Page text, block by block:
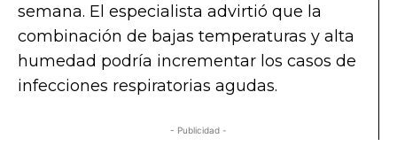
semana. El especialista advirtió que la
combinación de bajas temperaturas y alta
humedad podría incrementar los casos de
infecciones respiratorias agudas.
- Publicidad -